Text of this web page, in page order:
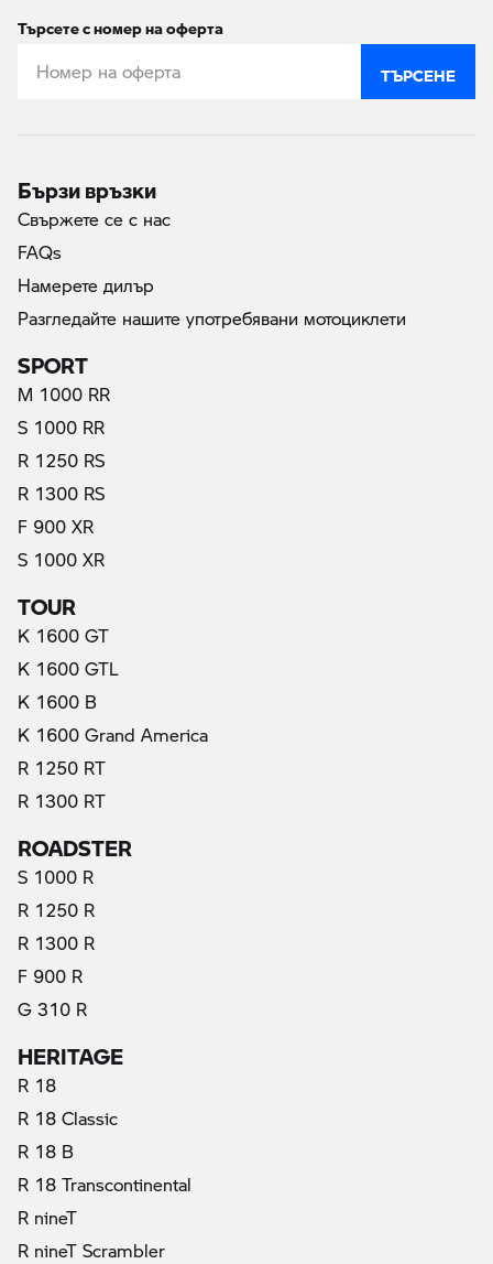
Търсете с номер на оферта
ТЪРСЕНЕ
Бързи връзки
Свържете се с нас
FAQs
Намерете дилър
Разгледайте нашите употребявани мотоциклети
SPORT
M 1000 RR
S 1000 RR
R 1250 RS
R 1300 RS
F 900 XR
S 1000 XR(актуални)
TOUR
K 1600 GT
K 1600 GTL
K 1600 B
K 1600 Grand America
R 1250 RT
R 1300 RT
ROADSTER
S 1000 R
R 1250 R
R 1300 R
F 900 R
G 310 R
HERITAGE
R 18
R 18 Classic
R 18 B
R 18 Transcontinental
R nineT
R nineT Scrambler